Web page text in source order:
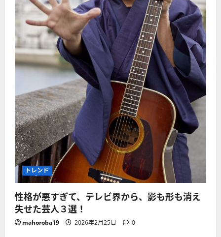
トレンド
性格が悪すぎて、テレビ界から、影も形も消え
失せた芸人３選！
mahoroba19 2026年2月25日 0